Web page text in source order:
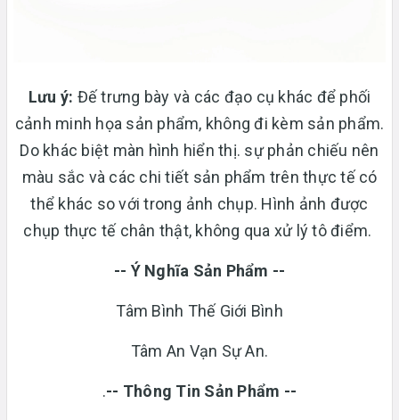
Lưu ý: Đế trưng bày và các đạo cụ khác để phối
cảnh minh họa sản phẩm, không đi kèm sản phẩm.
Do khác biệt màn hình hiển thị. sự phản chiếu nên
màu sắc và các chi tiết sản phẩm trên thực tế có
thể khác so với trong ảnh chụp. Hình ảnh được
chụp thực tế chân thật, không qua xử lý tô điểm.
-- Ý Nghĩa Sản Phẩm --
Tâm Bình Thế Giới Bình
Tâm An Vạn Sự An.
.-- Thông Tin Sản Phẩm --